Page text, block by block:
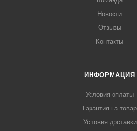
Новости
Отзывы
Контакты
ИНФОРМАЦИЯ
Условия оплаты
Гарантия на товар
Условия доставки